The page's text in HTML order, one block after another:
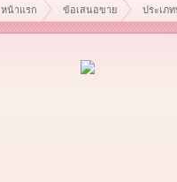
หน้าแรก ข้อเสนอขาย ประเภ